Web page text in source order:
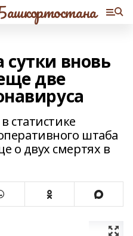
вновь
две
статистике
штаба
о двух смертях в